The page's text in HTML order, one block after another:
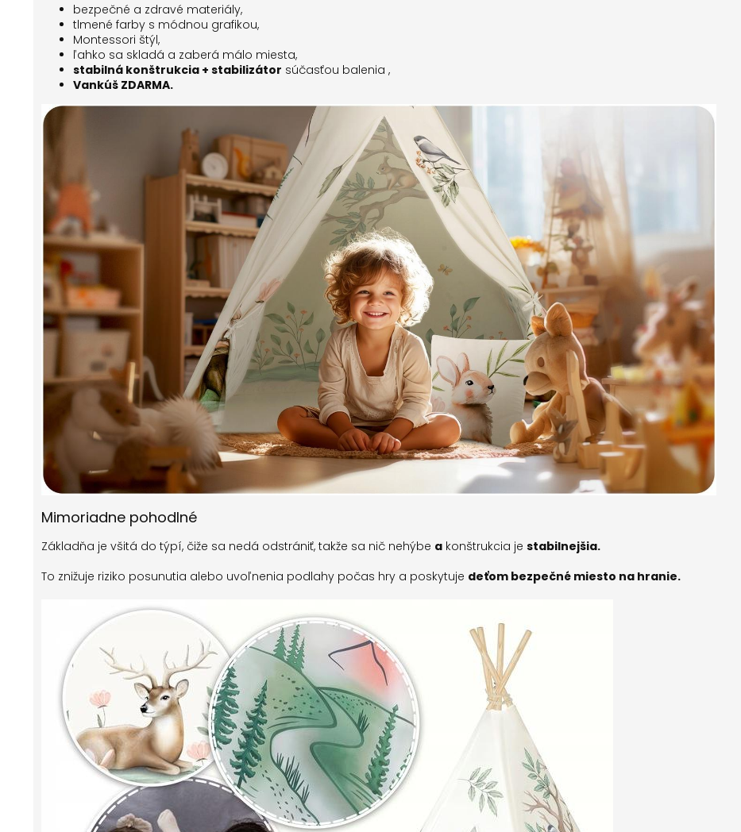
bezpečné a zdravé materiály,
tlmené farby s módnou grafikou,
Montessori štýl,
ľahko sa skladá a zaberá málo miesta,
stabilná konštrukcia + stabilizátor súčasťou balenia ,
Vankúš ZDARMA.
Mimoriadne pohodlné
Základňa je všitá do týpí, čiže sa nedá odstrániť, takže sa nič nehýbe a konštrukcia je stabilnejšia.
To znižuje riziko posunutia alebo uvoľnenia podlahy počas hry a poskytuje deťom bezpečné miesto na hranie.